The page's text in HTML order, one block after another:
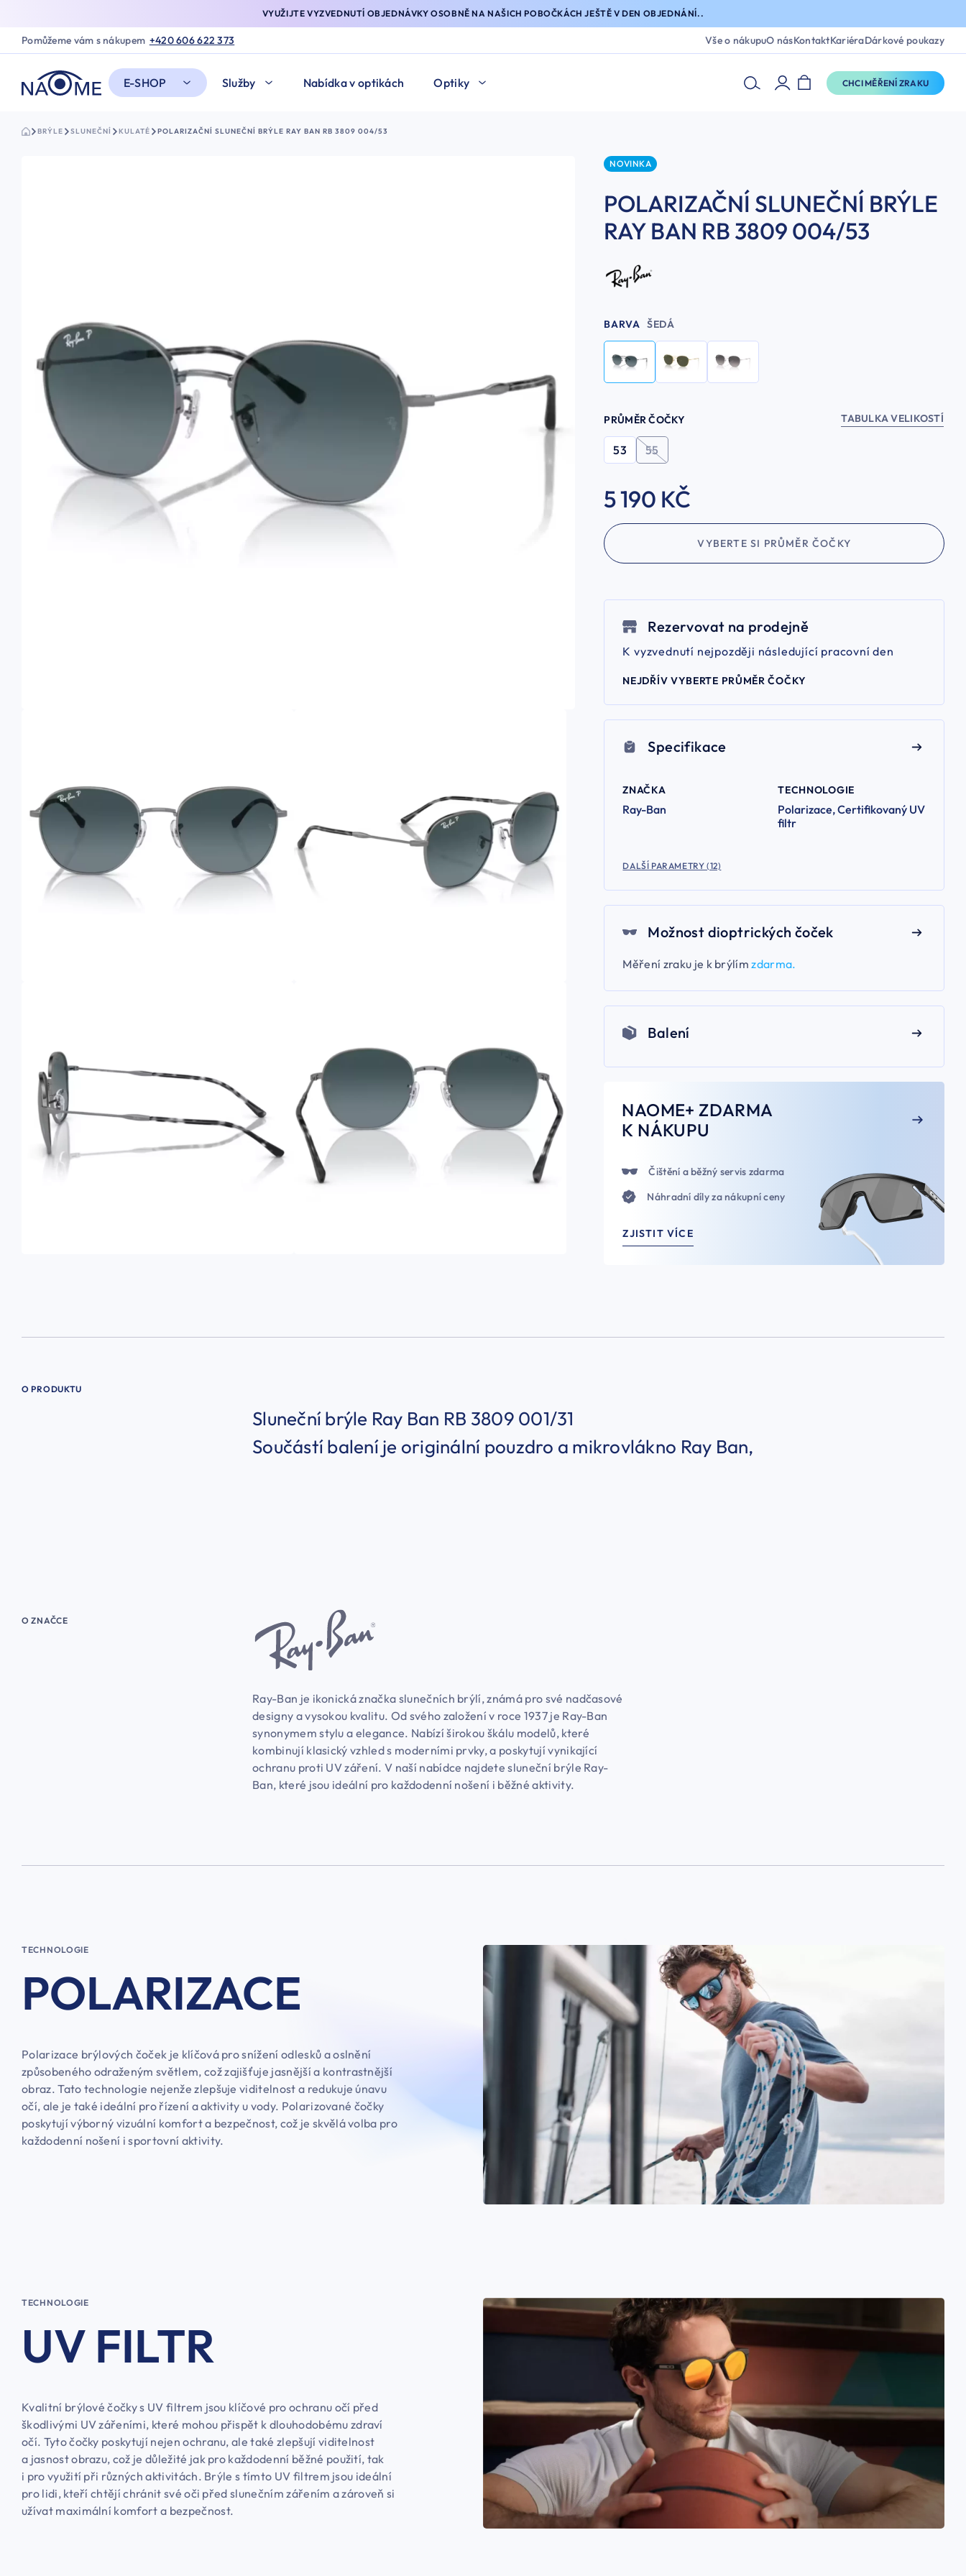
VYUŽIJTE VYZVEDNUTÍ OBJEDNÁVKY OSOBNĚ NA NAŠICH POBOČKÁCH JEŠTĚ V DEN OBJEDNÁNÍ..
Pomůžeme vám s nákupem +420 606 622 373 Vše o nákupuO násKontaktKariéraDárkové poukazy
E-SHOP Služby Nabídka v optikách Optiky CHCI MĚŘENÍ ZRAKU
BRÝLE SLUNEČNÍ KULATÉ POLARIZAČNÍ SLUNEČNÍ BRÝLE RAY BAN RB 3809 004/53
NOVINKA
POLARIZAČNÍ SLUNEČNÍ BRÝLE
RAY BAN RB 3809 004/53
BARVA ŠEDÁ
PRŮMĚR ČOČKY TABULKA VELIKOSTÍ
53 55
5 190 KČ
VYBERTE SI PRŮMĚR ČOČKY
Rezervovat na prodejně
K vyzvednutí nejpozději následující pracovní den
NEJDŘÍV VYBERTE PRŮMĚR ČOČKY
Specifikace
ZNAČKA
Ray-Ban
TECHNOLOGIE
Polarizace, Certifikovaný UV
filtr
DALŠÍ PARAMETRY (12)
Možnost dioptrických čoček
Měření zraku je k brýlímzdarma.
Balení
NAOME+ ZDARMA
K NÁKUPU
Čištění a běžný servis zdarma
Náhradní díly za nákupní ceny
ZJISTIT VÍCE
O PRODUKTU
Sluneční brýle Ray Ban RB 3809 001/31
Součástí balení je originální pouzdro a mikrovlákno Ray Ban,
O ZNAČCE
Ray-Ban je ikonická značka slunečních brýlí, známá pro své nadčasové
designy a vysokou kvalitu. Od svého založení v roce 1937 je Ray-Ban
synonymem stylu a elegance. Nabízí širokou škálu modelů, které
kombinují klasický vzhled s moderními prvky, a poskytují vynikající
ochranu proti UV záření. V naší nabídce najdete sluneční brýle Ray-
Ban, které jsou ideální pro každodenní nošení i běžné aktivity.
TECHNOLOGIE
POLARIZACE
Polarizace brýlových čoček je klíčová pro snížení odlesků a oslnění
způsobeného odraženým světlem, což zajišťuje jasnější a kontrastnější
obraz. Tato technologie nejenže zlepšuje viditelnost a redukuje únavu
očí, ale je také ideální pro řízení a aktivity u vody. Polarizované čočky
poskytují výborný vizuální komfort a bezpečnost, což je skvělá volba pro
každodenní nošení i sportovní aktivity.
TECHNOLOGIE
UV FILTR
Kvalitní brýlové čočky s UV filtrem jsou klíčové pro ochranu očí před
škodlivými UV zářeními, které mohou přispět k dlouhodobému zdraví
očí. Tyto čočky poskytují nejen ochranu, ale také zlepšují viditelnost
a jasnost obrazu, což je důležité jak pro každodenní běžné použití, tak
i pro využití při různých aktivitách. Brýle s tímto UV filtrem jsou ideální
pro lidi, kteří chtějí chránit své oči před slunečním zářením a zároveň si
užívat maximální komfort a bezpečnost.